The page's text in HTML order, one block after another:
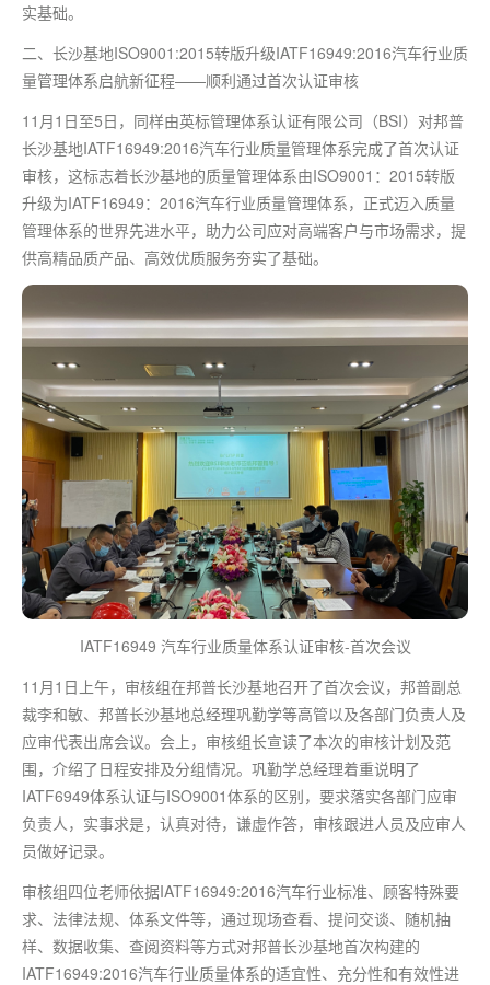
实基础。
二、长沙基地ISO9001:2015转版升级IATF16949:2016汽车行业质
量管理体系启航新征程——顺利通过首次认证审核
11月1日至5日，同样由英标管理体系认证有限公司（BSI）对邦普
长沙基地IATF16949:2016汽车行业质量管理体系完成了首次认证
审核，这标志着长沙基地的质量管理体系由ISO9001：2015转版
升级为IATF16949：2016汽车行业质量管理体系，正式迈入质量
管理体系的世界先进水平，助力公司应对高端客户与市场需求，提
供高精品质产品、高效优质服务夯实了基础。
IATF16949 汽车行业质量体系认证审核-首次会议
11月1日上午，审核组在邦普长沙基地召开了首次会议，邦普副总
裁李和敏、邦普长沙基地总经理巩勤学等高管以及各部门负责人及
应审代表出席会议。会上，审核组长宣读了本次的审核计划及范
围，介绍了日程安排及分组情况。巩勤学总经理着重说明了
IATF6949体系认证与ISO9001体系的区别，要求落实各部门应审
负责人，实事求是，认真对待，谦虚作答，审核跟进人员及应审人
员做好记录。
审核组四位老师依据IATF16949:2016汽车行业标准、顾客特殊要
求、法律法规、体系文件等，通过现场查看、提问交谈、随机抽
样、数据收集、查阅资料等方式对邦普长沙基地首次构建的
IATF16949:2016汽车行业质量体系的适宜性、充分性和有效性进